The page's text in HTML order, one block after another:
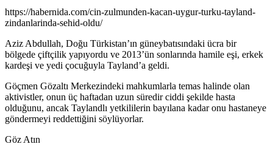
https://habernida.com/cin-zulmunden-kacan-uygur-turku-tayland-
zindanlarinda-sehid-oldu/
Aziz Abdullah, Doğu Türkistan’ın güneybatısındaki ücra bir
bölgede çiftçilik yapıyordu ve 2013’ün sonlarında hamile eşi, erkek
kardeşi ve yedi çocuğuyla Tayland’a geldi.
Göçmen Gözaltı Merkezindeki mahkumlarla temas halinde olan
aktivistler, onun üç haftadan uzun süredir ciddi şekilde hasta
olduğunu, ancak Taylandlı yetkililerin bayılana kadar onu hastaneye
göndermeyi reddettiğini söylüyorlar.
Göz Atın